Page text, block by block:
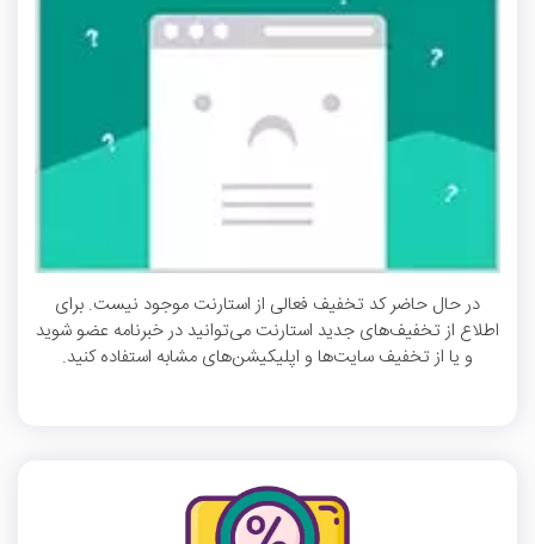
در حال حاضر کد تخفیف فعالی از استارنت موجود نیست. برای
اطلاع از تخفیف‌های جدید استارنت می‌توانید در خبرنامه عضو شوید
و یا از تخفیف سایت‌ها و اپلیکیشن‌های مشابه استفاده کنید.